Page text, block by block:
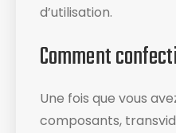
d’utilisation​.
Comment
Une fois que vous
composants,